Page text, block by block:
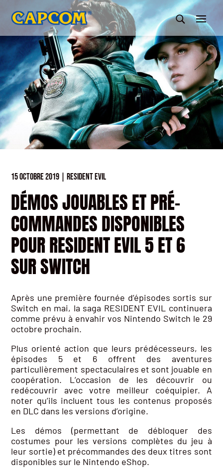
DÉMOS JOUABLES ET PRÉ-
COMMANDES DISPONIBLES
POUR RESIDENT EVIL 5 ET 6
SUR SWITCH
15 OCTOBRE 2019 RESIDENT EVIL
Après une première fournée d’épisodes sortis sur
Switch en mai, la saga RESIDENT EVIL continuera
comme prévu à envahir vos Nintendo Switch le 29
octobre prochain.
Plus orienté action que leurs prédécesseurs, les
épisodes 5 et 6 offrent des aventures
particulièrement spectaculaires et sont jouable en
coopération. L’occasion de les découvrir ou
redécouvrir avec votre meilleur coéquipier. A
noter qu’ils incluent tous les contenus proposés
en DLC dans les versions d’origine.
Les démos (permettant de débloquer des
costumes pour les versions complètes du jeu à
leur sortie) et précommandes des deux titres sont
disponibles sur le Nintendo eShop.